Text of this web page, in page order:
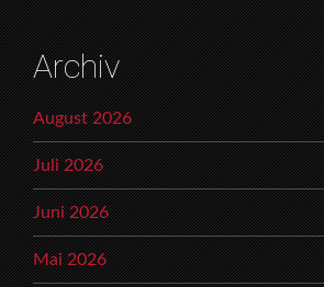
Archiv
August 2026
Juli 2026
Juni 2026
Mai 2026